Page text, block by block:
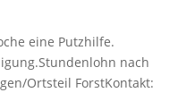
eine Putzhilfe.
nach
Ortsteil ForstKontakt: